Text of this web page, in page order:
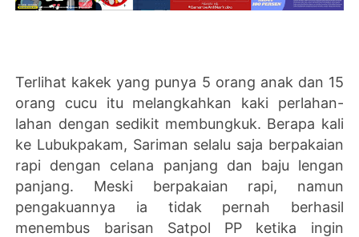
Terlihat kakek yang punya 5 orang anak dan 15
orang cucu itu melangkahkan kaki perlahan-
lahan dengan sedikit membungkuk. Berapa kali
ke Lubukpakam, Sariman selalu saja berpakaian
rapi dengan celana panjang dan baju lengan
panjang. Meski berpakaian rapi, namun
pengakuannya ia tidak pernah berhasil
menembus barisan Satpol PP ketika ingin